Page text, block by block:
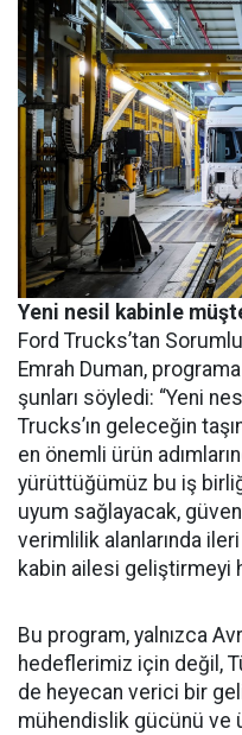
Yeni nesil kabinle
Ford Trucks’tan
Emrah Duman,
şunları söyledi: “Yeni
Trucks’ın geleceğin
en önemli ürün
yürüttüğümüz bu iş
uyum sağlayacak,
verimlilik alanlarında
kabin ailesi geliştirmeyi
Bu program, yalnızca
hedeflerimiz için değil,
de heyecan verici bir
mühendislik gücünü ve